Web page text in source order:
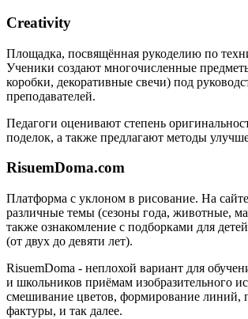
Creativity
Площадка, посвящённая рукоделию по
Ученики создают многочисленные
коробки, декоративные свечи) под
преподавателей.
Педагоги оценивают степень
поделок, а также предлагают методы
RisuemDoma.com
Платформа с уклоном в рисование. На
различные темы (сезоны года, животные,
также ознакомление с подборками для
(от двух до девяти лет).
RisuemDoma - неплохой вариант для
и школьников приёмам изобразительного
смешивание цветов, формирование линий,
фактуры, и так далее.